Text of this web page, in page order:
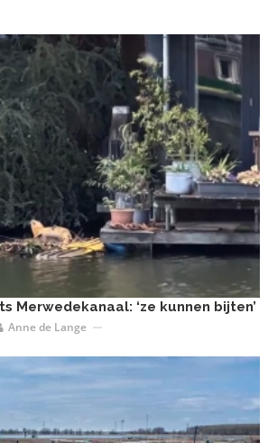
Merwedekanaal: ‘ze kunnen bijten’
Anne de Lange